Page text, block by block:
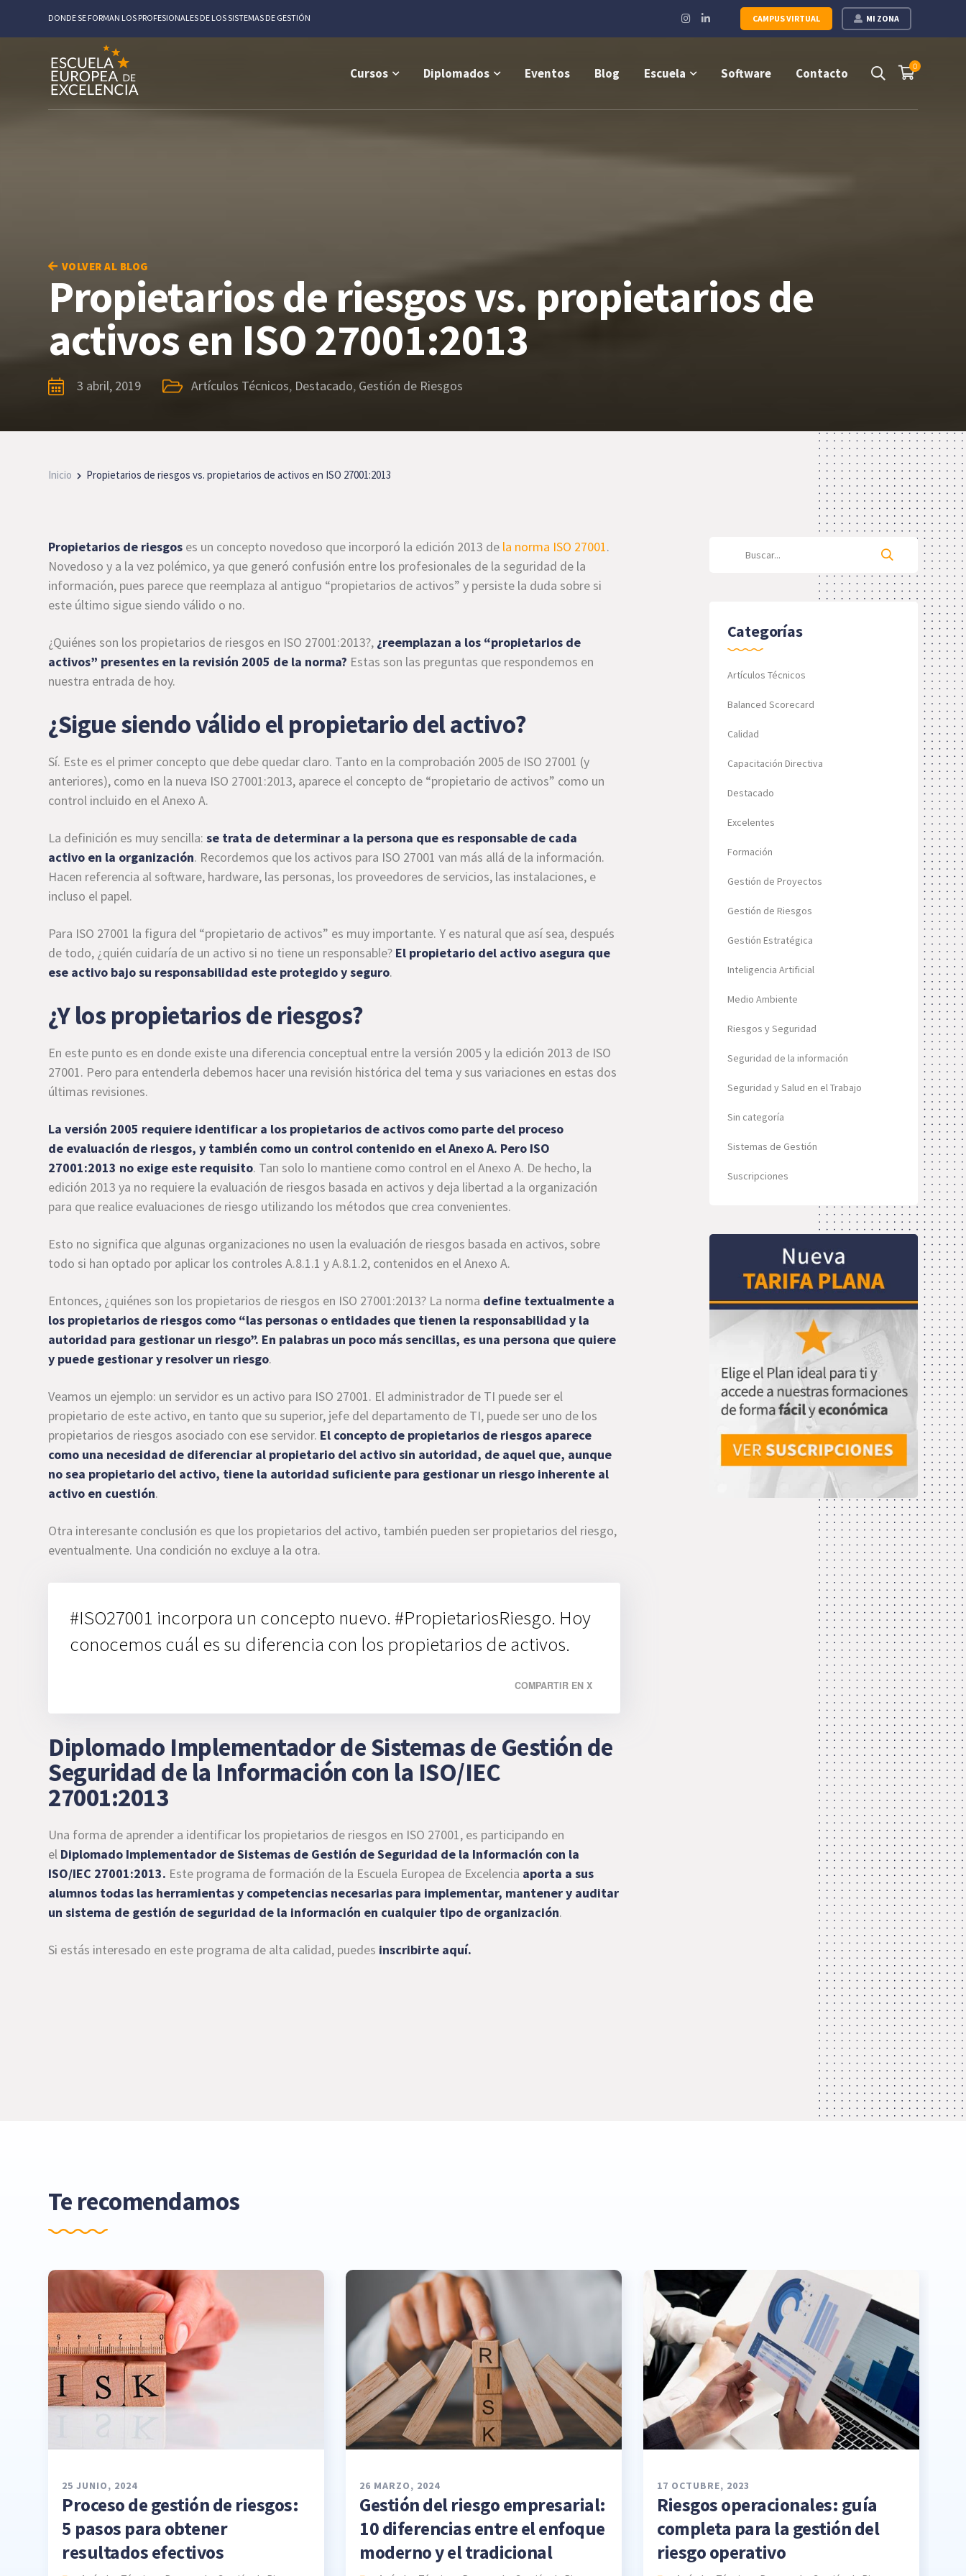
MI ZONA
CAMPUS VIRTUAL
DONDE SE FORMAN LOS PROFESIONALES DE LOS SISTEMAS DE GESTIÓN
Instagram
Profile
LinkedIn
Profile
0
Cursos Diplomados Eventos Blog Escuela Software Contacto
VOLVER AL BLOG
Propietarios de riesgos vs. propietarios de
activos en ISO 27001:2013
3 abril, 2019 Artículos Técnicos, Destacado, Gestión de Riesgos
Inicio Propietarios de riesgos vs. propietarios de activos en ISO 27001:2013
Propietarios de riesgos es un concepto novedoso que incorporó la edición 2013 de la norma ISO 27001.
Novedoso y a la vez polémico, ya que generó confusión entre los profesionales de la seguridad de la
información, pues parece que reemplaza al antiguo “propietarios de activos” y persiste la duda sobre si
este último sigue siendo válido o no.
¿Quiénes son los propietarios de riesgos en ISO 27001:2013?, ¿reemplazan a los “propietarios de
activos” presentes en la revisión 2005 de la norma? Estas son las preguntas que respondemos en
nuestra entrada de hoy.
¿Sigue siendo válido el propietario del activo?
Sí. Este es el primer concepto que debe quedar claro. Tanto en la comprobación 2005 de ISO 27001 (y
anteriores), como en la nueva ISO 27001:2013, aparece el concepto de “propietario de activos” como un
control incluido en el Anexo A.
La definición es muy sencilla:se trata de determinar a la persona que es responsable de cada
activo en la organización. Recordemos que los activos para ISO 27001 van más allá de la información.
Hacen referencia al software, hardware, las personas, los proveedores de servicios, las instalaciones, e
incluso el papel.
Para ISO 27001 la figura del “propietario de activos” es muy importante. Y es natural que así sea, después
de todo, ¿quién cuidaría de un activo si no tiene un responsable? El propietario del activo asegura que
ese activo bajo su responsabilidad este protegido y seguro.
¿Y los propietarios de riesgos?
En este punto es en donde existe una diferencia conceptual entre la versión 2005 y la edición 2013 de ISO
27001. Pero para entenderla debemos hacer una revisión histórica del tema y sus variaciones en estas dos
últimas revisiones.
La versión 2005 requiere identificar a los propietarios de activos como parte del proceso
de evaluación de riesgos, y también como un control contenido en el Anexo A. Pero ISO
27001:2013 no exige este requisito. Tan solo lo mantiene como control en el Anexo A. De hecho, la
edición 2013 ya no requiere la evaluación de riesgos basada en activos y deja libertad a la organización
para que realice evaluaciones de riesgo utilizando los métodos que crea convenientes.
Esto no significa que algunas organizaciones no usen la evaluación de riesgos basada en activos, sobre
todo si han optado por aplicar los controles A.8.1.1 y A.8.1.2, contenidos en el Anexo A.
Entonces, ¿quiénes son los propietarios de riesgos en ISO 27001:2013? La norma define textualmente a
los propietarios de riesgos como “las personas o entidades que tienen la responsabilidad y la
autoridad para gestionar un riesgo”. En palabras un poco más sencillas, es una persona que quiere
y puede gestionar y resolver un riesgo.
Veamos un ejemplo: un servidor es un activo para ISO 27001. El administrador de TI puede ser el
propietario de este activo, en tanto que su superior, jefe del departamento de TI, puede ser uno de los
propietarios de riesgos asociado con ese servidor. El concepto de propietarios de riesgos aparece
como una necesidad de diferenciar al propietario del activo sin autoridad, de aquel que, aunque
no sea propietario del activo, tiene la autoridad suficiente para gestionar un riesgo inherente al
activo en cuestión.
Otra interesante conclusión es que los propietarios del activo, también pueden ser propietarios del riesgo,
eventualmente. Una condición no excluye a la otra.
#ISO27001 incorpora un concepto nuevo. #PropietariosRiesgo. Hoy
conocemos cuál es su diferencia con los propietarios de activos.
COMPARTIR EN X
Diplomado Implementador de Sistemas de Gestión de
Seguridad de la Información con la ISO/IEC
27001:2013
Una forma de aprender a identificar los propietarios de riesgos en ISO 27001, es participando en
el Diplomado Implementador de Sistemas de Gestión de Seguridad de la Información con la
ISO/IEC 27001:2013. Este programa de formación de la Escuela Europea de Excelencia aporta a sus
alumnos todas las herramientas y competencias necesarias para implementar, mantener y auditar
un sistema de gestión de seguridad de la información en cualquier tipo de organización.
Si estás interesado en este programa de alta calidad, puedes inscribirte aquí.
Categorías
Artículos Técnicos
Balanced Scorecard
Calidad
Capacitación Directiva
Destacado
Excelentes
Formación
Gestión de Proyectos
Gestión de Riesgos
Gestión Estratégica
Inteligencia Artificial
Medio Ambiente
Riesgos y Seguridad
Seguridad de la información
Seguridad y Salud en el Trabajo
Sin categoría
Sistemas de Gestión
Suscripciones
Te recomendamos
25 JUNIO, 2024
Proceso de gestión de riesgos:
5 pasos para obtener
resultados efectivos
26 MARZO, 2024
Gestión del riesgo empresarial:
10 diferencias entre el enfoque
moderno y el tradicional
17 OCTUBRE, 2023
Riesgos operacionales: guía
completa para la gestión del
riesgo operativo